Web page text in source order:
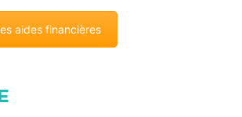
aides financières